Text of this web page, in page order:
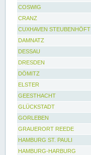
COSWIG
CRANZ
CUXHAVEN STEUBENHÖFT
DAMNATZ
DESSAU
DRESDEN
DÖMITZ
ELSTER
GEESTHACHT
GLÜCKSTADT
GORLEBEN
GRAUERORT REEDE
HAMBURG ST. PAULI
HAMBURG-HARBURG